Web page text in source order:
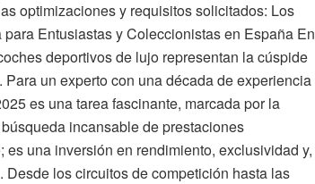
optimizaciones y requisitos solicitados: Los
Entusiastas y Coleccionistas en España En
deportivos de lujo representan la cúspide
un experto con una década de experiencia
es una tarea fascinante, marcada por la
incansable de prestaciones
una inversión en rendimiento, exclusividad y,
los circuitos de competición hasta las